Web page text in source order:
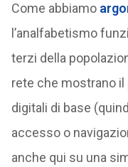
Come abbiamo
l’analfabetismo
terzi della
rete che mostrano
digitali di base
accesso o
anche qui su una